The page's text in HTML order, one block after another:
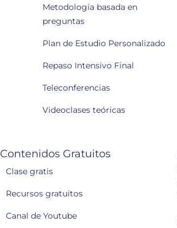
Metodología basada en
preguntas
Plan de Estudio Personalizado
Repaso Intensivo Final
Teleconferencias
Videoclases teóricas
Contenidos Gratuitos
Clase gratis
Recursos gratuitos
Canal de Youtube